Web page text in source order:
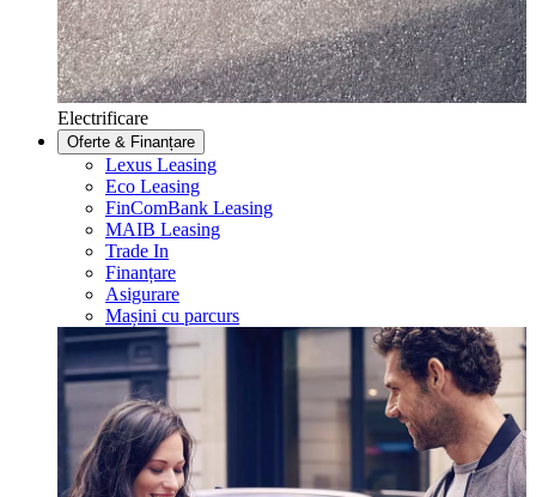
Electrificare
Oferte & Finanțare
Lexus Leasing
Eco Leasing
FinComBank Leasing
MAIB Leasing
Trade In
Finanțare
Asigurare
Mașini cu parcurs